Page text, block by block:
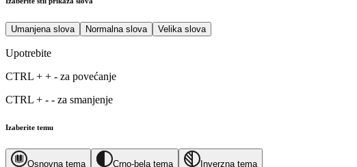
Umanjena slova Normalna slova Velika slova
Upotrebite
CTRL + + - za povećanje
CTRL + - - za smanjenje
Izaberite temu
Osnovna tema Crno-bela tema Inverzna tema